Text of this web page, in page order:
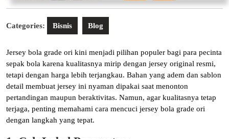
Categories: Bisnis Blog
Jersey bola grade ori kini menjadi pilihan populer bagi para pecinta
sepak bola karena kualitasnya mirip dengan jersey original resmi,
tetapi dengan harga lebih terjangkau. Bahan yang adem dan sablon
detail membuat jersey ini nyaman dipakai saat menonton
pertandingan maupun beraktivitas. Namun, agar kualitasnya tetap
terjaga, penting memahami cara mencuci jersey bola grade ori
dengan langkah yang tepat.